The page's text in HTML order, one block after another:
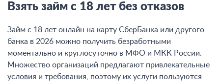
Взять займ с 18 лет без отказов
Займ с 18 лет онлайн на карту СберБанка или другого
банка в 2026 можно получить безработными
моментально и круглосуточно в МФО и МКК России.
Множество организаций предлагают привлекательные
условия и требования, поэтому их услуги пользуются